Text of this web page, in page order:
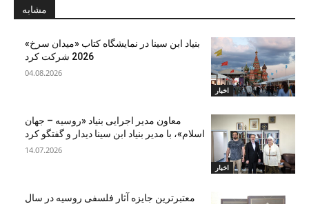
مشابه
اخبار
بنیاد ابن‌ سینا در نمایشگاه کتاب «میدان سرخ»
2026 شرکت کرد
04.08.2026
اخبار
معاون مدیر اجرایی بنیاد «روسیه – جهان
اسلام»، با مدیر بنیاد ابن سینا دیدار و گفتگو کرد
14.07.2026
معتبرترین جایزه آثار فلسفی روسیه در سال